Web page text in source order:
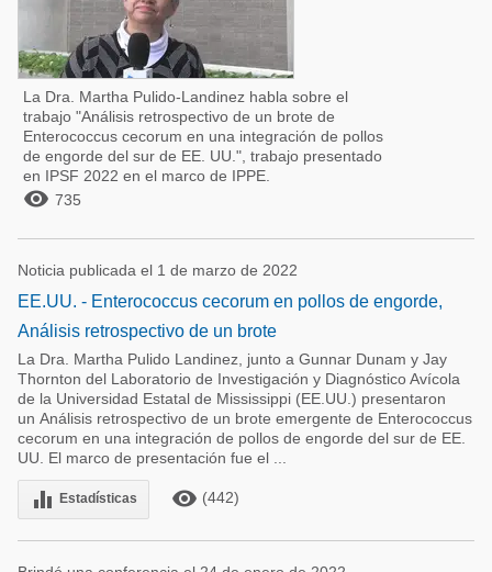
La Dra. Martha Pulido-Landinez habla sobre el
trabajo "Análisis retrospectivo de un brote de
Enterococcus cecorum en una integración de pollos
de engorde del sur de EE. UU.", trabajo presentado
en IPSF 2022 en el marco de IPPE.
 735
Noticia publicada el 1 de marzo de 2022
EE.UU. - Enterococcus cecorum en pollos de engorde,
Análisis retrospectivo de un brote
La Dra. Martha Pulido Landinez, junto a Gunnar Dunam y Jay
Thornton del Laboratorio de Investigación y Diagnóstico Avícola
de la Universidad Estatal de Mississippi (EE.UU.) presentaron
un Análisis retrospectivo de un brote emergente de Enterococcus
cecorum en una integración de pollos de engorde del sur de EE.
UU. El marco de presentación fue el ...
equalizer Estadísticas remove_red_eye (442)